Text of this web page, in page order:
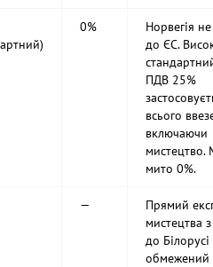
0%
Норвегія
до ЄС.
ПДВ 25%
всього
включаючи
мистецтво.
мито 0%.
—
Прямий
мистецтва
до
обмежений